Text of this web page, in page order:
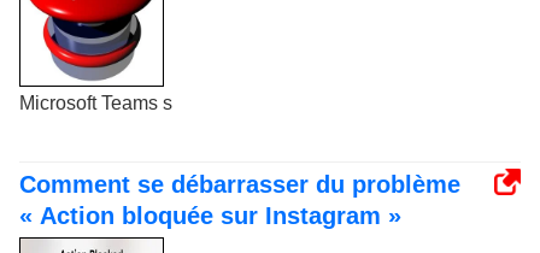
Microsoft Teams s
Comment se débarrasser du problème
« Action bloquée sur Instagram »